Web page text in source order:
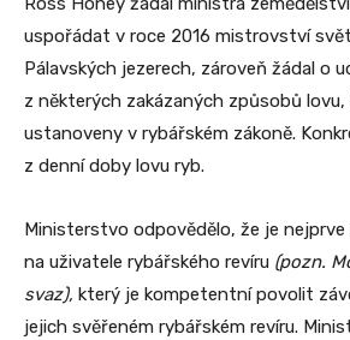
uspořádat v roce 2016 mistrovství
Pálavských jezerech, zároveň žádal o
z některých zakázaných způsobů
ustanoveny v rybářském zákoně.
z denní doby lovu ryb.
Ministerstvo odpovědělo, že je
na uživatele rybářského revíru (pozn.
svaz), který je kompetentní povolit
jejich svěřeném rybářském revíru.